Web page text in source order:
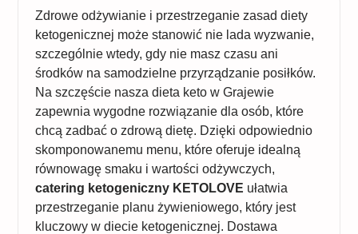
Zdrowe odżywianie i przestrzeganie zasad diety
ketogenicznej może stanowić nie lada wyzwanie,
szczególnie wtedy, gdy nie masz czasu ani
środków na samodzielne przyrządzanie posiłków.
Na szczęście nasza dieta keto w Grajewie
zapewnia wygodne rozwiązanie dla osób, które
chcą zadbać o zdrową dietę. Dzięki odpowiednio
skomponowanemu menu, które oferuje idealną
równowagę smaku i wartości odżywczych,
catering ketogeniczny KETOLOVE ułatwia
przestrzeganie planu żywieniowego, który jest
kluczowy w diecie ketogenicznej. Dostawa